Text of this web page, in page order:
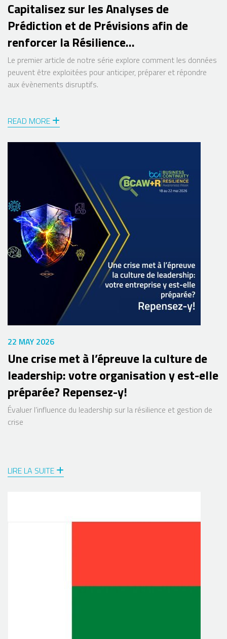
Capitalisez sur les Analyses de
Prédiction et de Prévisions afin de
renforcer la Résilience
Organisationnelle
Le premier article de notre série explore comment les données
peuvent être exploitées pour anticiper, préparer et répondre
aux évènements disruptifs.
READ MORE
22 MAY 2026
Une crise met à l’épreuve la culture de
leadership: votre organisation y est-elle
préparée? Repensez-y!
Évaluer l’influence du leadership sur la résilience et gestion de
crise
LIRE LA SUITE